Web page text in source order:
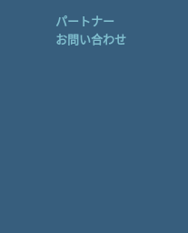
パートナー
お問い合わせ